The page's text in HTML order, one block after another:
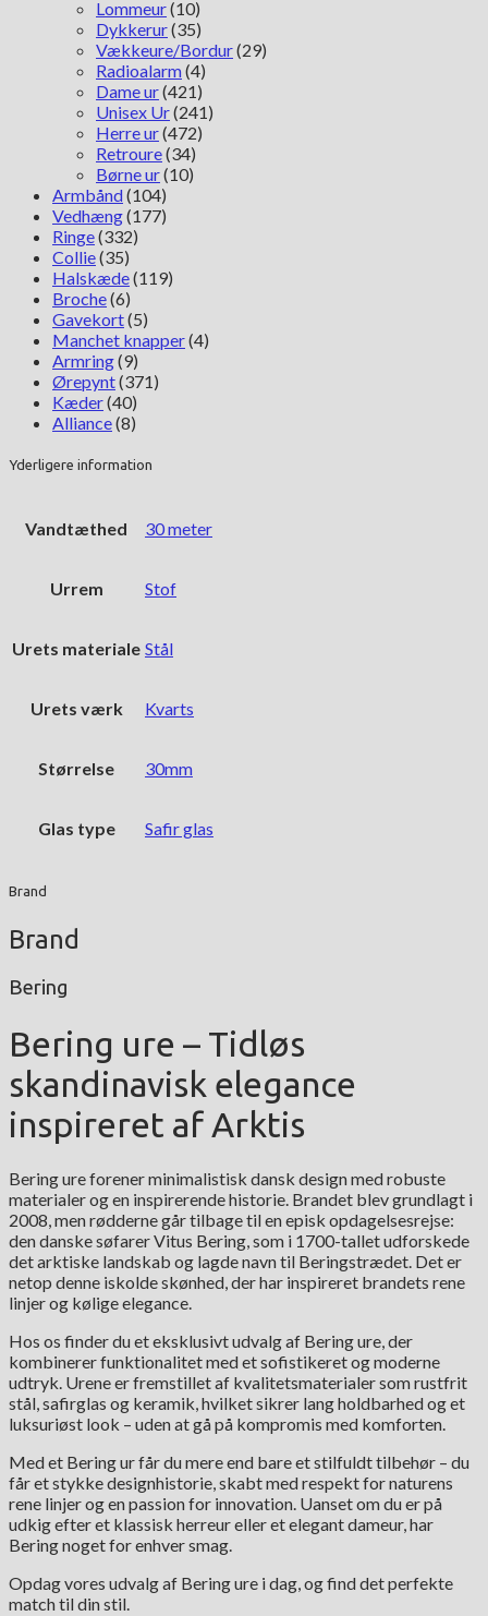
Lommeur(10)
Dykkerur(35)
Vækkeure/Bordur(29)
Radioalarm(4)
Dame ur(421)
Unisex Ur(241)
Herre ur(472)
Retroure(34)
Børne ur(10)
Armbånd(104)
Vedhæng(177)
Ringe(332)
Collie(35)
Halskæde(119)
Broche(6)
Gavekort(5)
Manchet knapper(4)
Armring(9)
Ørepynt(371)
Kæder(40)
Alliance(8)
Yderligere information
Vandtæthed 30 meter
Urrem Stof
Urets materiale Stål
Urets værk Kvarts
Størrelse 30mm
Glas type Safir glas
Brand
Brand
Bering
Bering ure – Tidløs
skandinavisk elegance
inspireret af Arktis
Bering ure forener minimalistisk dansk design med robuste
materialer og en inspirerende historie. Brandet blev grundlagt i
2008, men rødderne går tilbage til en episk opdagelsesrejse:
den danske søfarer Vitus Bering, som i 1700-tallet udforskede
det arktiske landskab og lagde navn til Beringstrædet. Det er
netop denne iskolde skønhed, der har inspireret brandets rene
linjer og kølige elegance.
Hos os finder du et eksklusivt udvalg af Bering ure, der
kombinerer funktionalitet med et sofistikeret og moderne
udtryk. Urene er fremstillet af kvalitetsmaterialer som rustfrit
stål, safirglas og keramik, hvilket sikrer lang holdbarhed og et
luksuriøst look – uden at gå på kompromis med komforten.
Med et Bering ur får du mere end bare et stilfuldt tilbehør – du
får et stykke designhistorie, skabt med respekt for naturens
rene linjer og en passion for innovation. Uanset om du er på
udkig efter et klassisk herreur eller et elegant dameur, har
Bering noget for enhver smag.
Opdag vores udvalg af Bering ure i dag, og find det perfekte
match til din stil.